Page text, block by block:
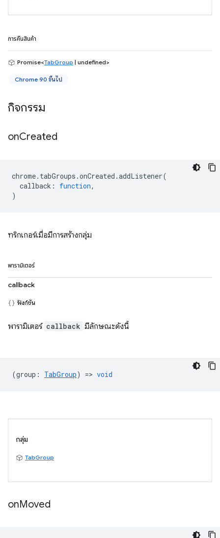
การคืนสินค้า
Promise<TabGroup | undefined>
Chrome 90 ขึ้นไป
กิจกรรม
onCreated
chrome. tabGroups .onCreated .addListener(
callback : function,
)
ทริกเกอร์เมื่อมีการสร้างกลุ่ม
พารามิเตอร์
callback
ฟังก์ชัน
พารามิเตอร์ callback มีลักษณะดังนี้
(group : TabGroup) => void
กลุ่ม
TabGroup
onMoved